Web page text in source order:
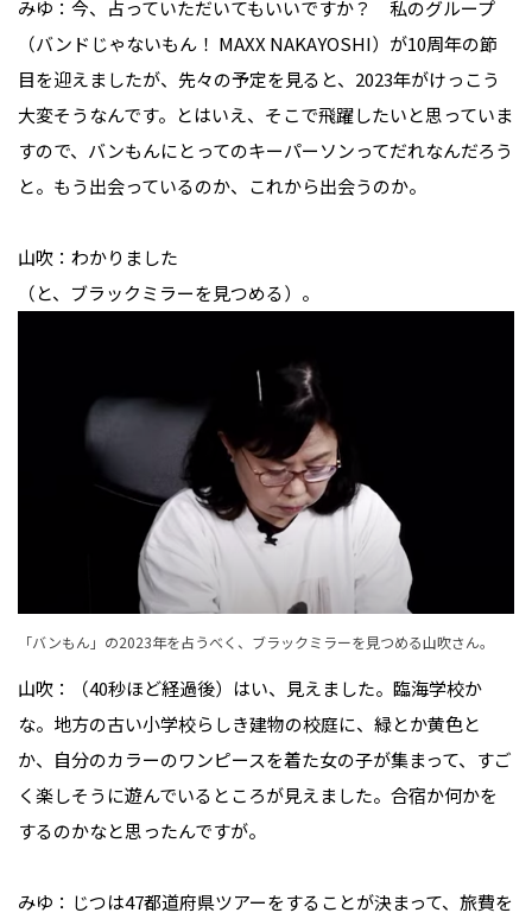
みゆ：今、占っていただいてもいいですか？　私のグループ
（バンドじゃないもん！ MAXX NAKAYOSHI）が10周年の節
目を迎えましたが、先々の予定を見ると、2023年がけっこう
大変そうなんです。とはいえ、そこで飛躍したいと思っていま
すので、バンもんにとってのキーパーソンってだれなんだろう
と。もう出会っているのか、これから出会うのか。
山吹：わかりました
（と、ブラックミラーを見つめる）。
「バンもん」の2023年を占うべく、ブラックミラーを見つめる山吹さん。
山吹：（40秒ほど経過後）はい、見えました。臨海学校か
な。地方の古い小学校らしき建物の校庭に、緑とか黄色と
か、自分のカラーのワンピースを着た女の子が集まって、すご
く楽しそうに遊んでいるところが見えました。合宿か何かを
するのかなと思ったんですが。
みゆ：じつは47都道府県ツアーをすることが決まって、旅費を